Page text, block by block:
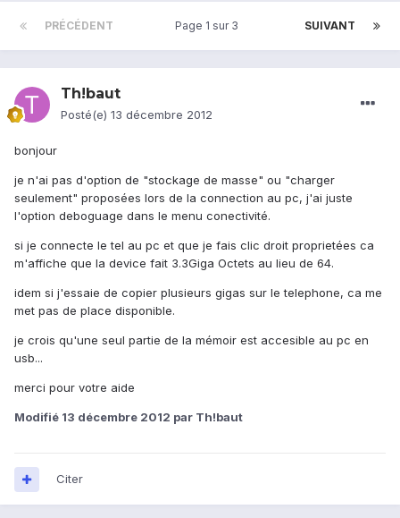
PRÉCÉDENT SUIVANT
Page 1 sur 3
Th!baut
Posté(e) 13 décembre 2012
bonjour
je n'ai pas d'option de "stockage de masse" ou "charger
seulement" proposées lors de la connection au pc, j'ai juste
l'option deboguage dans le menu conectivité.
si je connecte le tel au pc et que je fais clic droit proprietées ca
m'affiche que la device fait 3.3Giga Octets au lieu de 64.
idem si j'essaie de copier plusieurs gigas sur le telephone, ca me
met pas de place disponible.
je crois qu'une seul partie de la mémoir est accesible au pc en
usb...
merci pour votre aide
Modifié 13 décembre 2012 par Th!baut
Citer